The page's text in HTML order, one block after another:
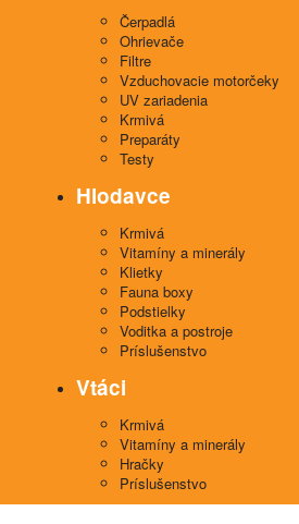
Čerpadlá
Ohrievače
Filtre
Vzduchovacie motorčeky
UV zariadenia
Krmivá
Preparáty
Testy
Hlodavce
Krmivá
Vitamíny a minerály
Klietky
Fauna boxy
Podstielky
Voditka a postroje
Príslušenstvo
Vtáci
Krmivá
Vitamíny a minerály
Hračky
Príslušenstvo